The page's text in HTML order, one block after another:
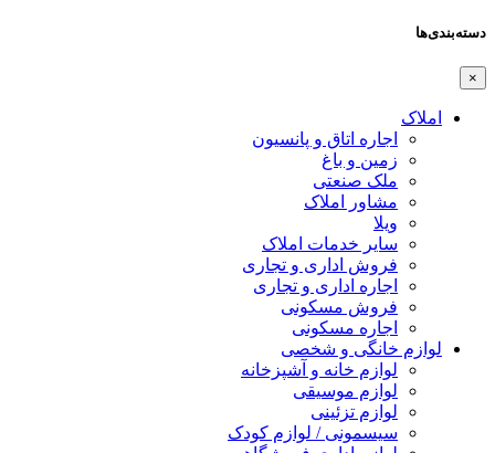
دسته‌بندی‌ها
×
املاک
اجاره اتاق و پانسیون
زمین و باغ
ملک صنعتی
مشاور املاک
ویلا
سایر خدمات املاک
فروش اداری و تجاری
اجاره اداری و تجاری
فروش مسکونی
اجاره مسکونی
لوازم خانگی و شخصی
لوازم خانه و آشپزخانه
لوازم موسیقی
لوازم تزئینی
سیسمونی / لوازم کودک